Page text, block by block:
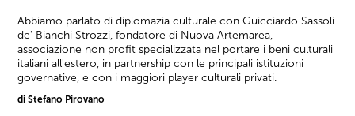
Abbiamo parlato di diplomazia culturale con Guicciardo Sassoli
de' Bianchi Strozzi, fondatore di Nuova Artemarea,
associazione non profit specializzata nel portare i beni culturali
italiani all'estero, in partnership con le principali istituzioni
governative, e con i maggiori player culturali privati.
di Stefano Pirovano